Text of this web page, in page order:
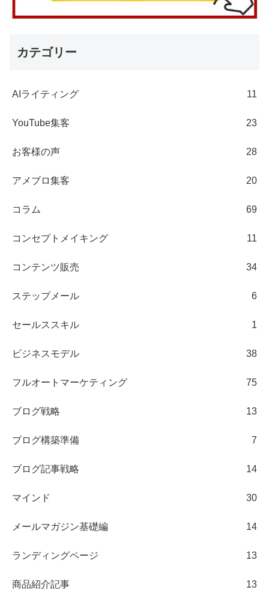
カテゴリー
AIライティング 11
YouTube集客 23
お客様の声 28
アメブロ集客 20
コラム 69
コンセプトメイキング 11
コンテンツ販売 34
ステップメール 6
セールススキル 1
ビジネスモデル 38
フルオートマーケティング 75
ブログ戦略 13
ブログ構築準備 7
ブログ記事戦略 14
マインド 30
メールマガジン基礎編 14
ランディングページ 13
商品紹介記事 13